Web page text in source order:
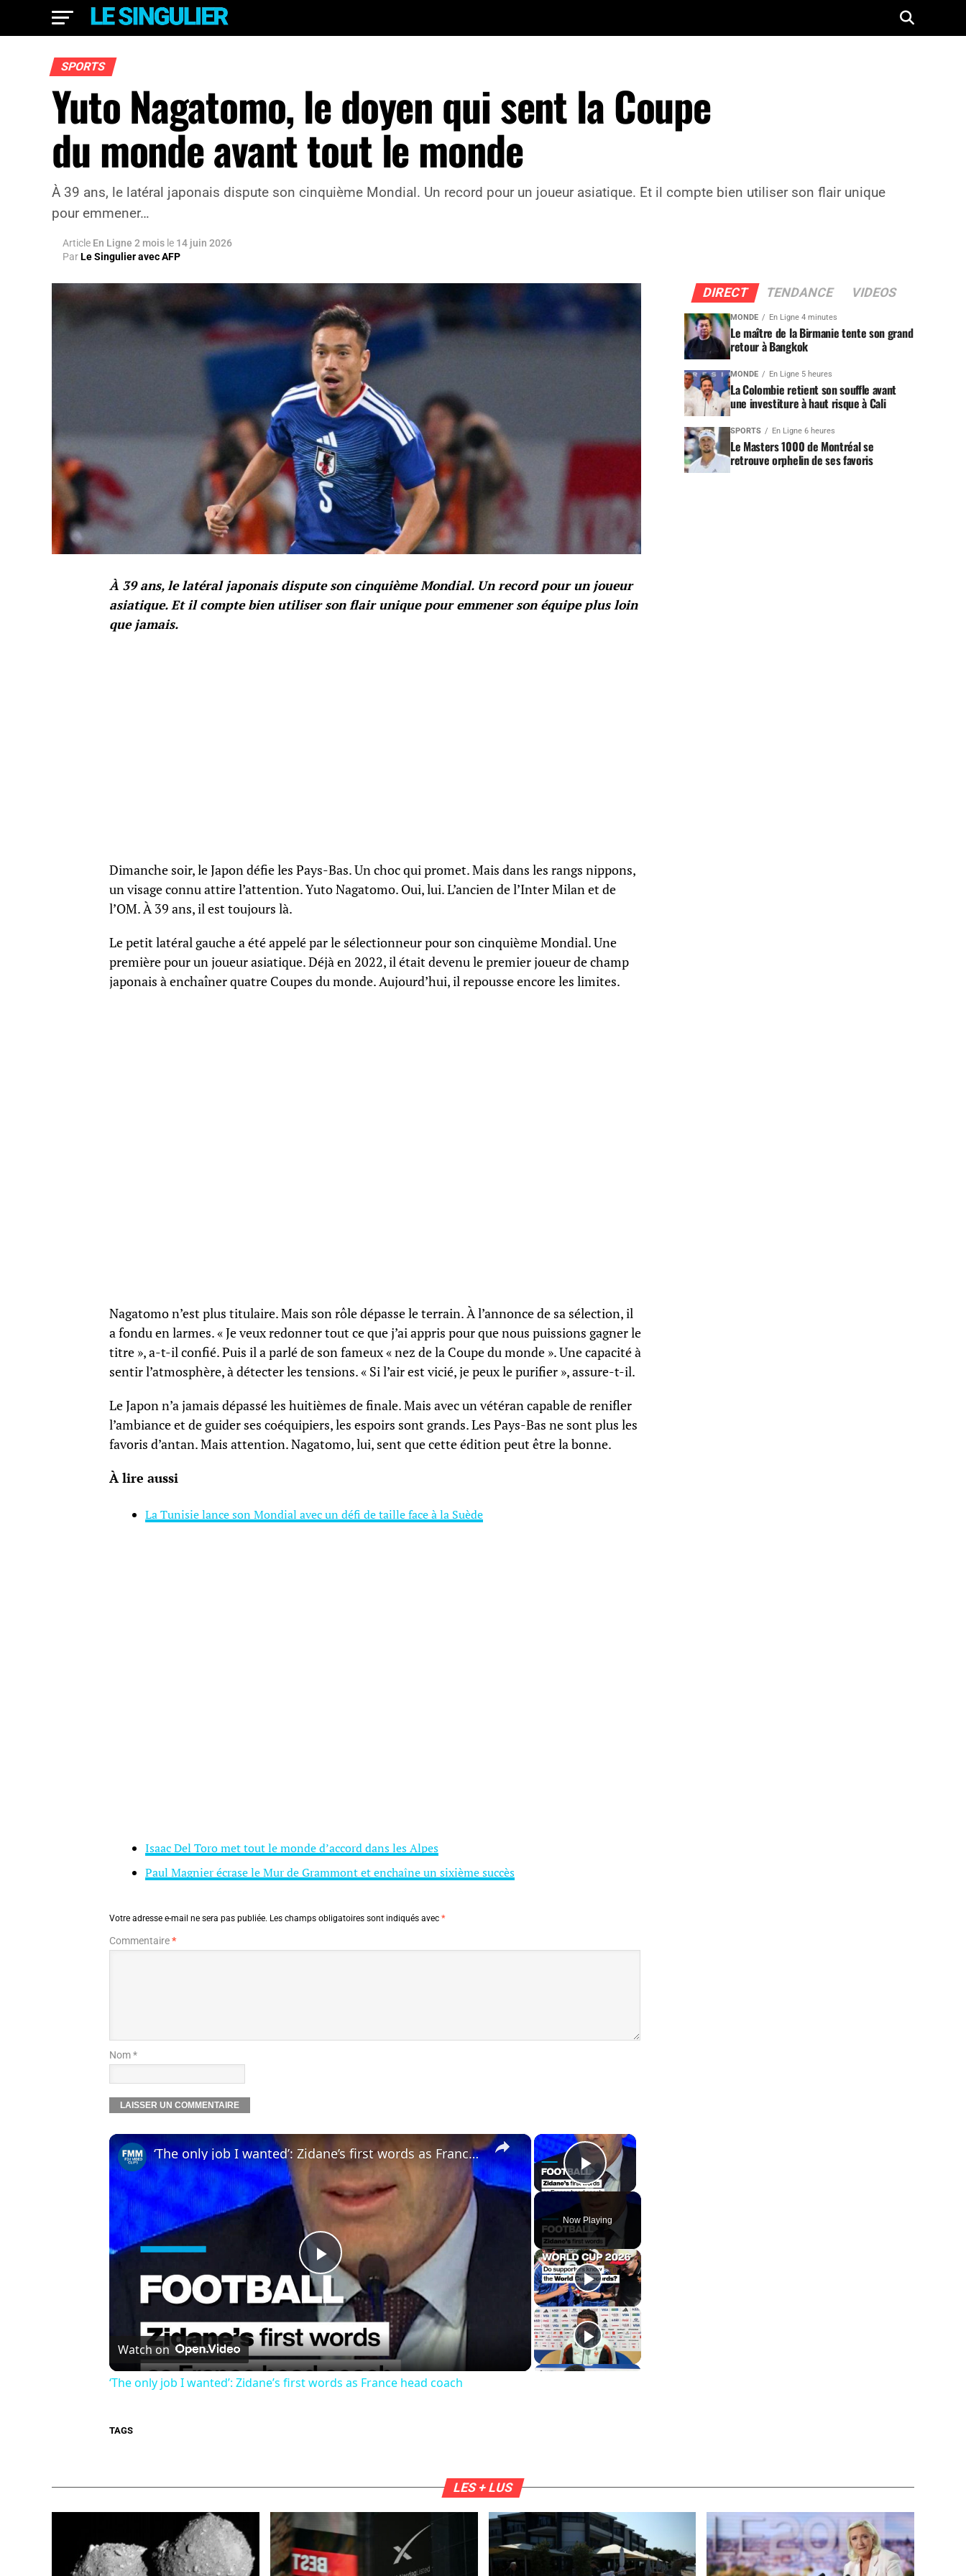
SPORTS
Yuto Nagatomo, le doyen qui sent la Coupe
du monde avant tout le monde
À 39 ans, le latéral japonais dispute son cinquième Mondial. Un record pour un joueur asiatique. Et il compte bien utiliser son flair unique
pour emmener…
Article En Ligne 2 mois le 14 juin 2026
ParLe Singulier avec AFP
À 39 ans, le latéral japonais dispute son cinquième Mondial. Un record pour un joueur
asiatique. Et il compte bien utiliser son flair unique pour emmener son équipe plus loin
que jamais.
Dimanche soir, le Japon défie les Pays-Bas. Un choc qui promet. Mais dans les rangs nippons,
un visage connu attire l’attention. Yuto Nagatomo. Oui, lui. L’ancien de l’Inter Milan et de
l’OM. À 39 ans, il est toujours là.
Le petit latéral gauche a été appelé par le sélectionneur pour son cinquième Mondial. Une
première pour un joueur asiatique. Déjà en 2022, il était devenu le premier joueur de champ
japonais à enchaîner quatre Coupes du monde. Aujourd’hui, il repousse encore les limites.
Nagatomo n’est plus titulaire. Mais son rôle dépasse le terrain. À l’annonce de sa sélection, il
a fondu en larmes. « Je veux redonner tout ce que j’ai appris pour que nous puissions gagner le
titre », a-t-il confié. Puis il a parlé de son fameux « nez de la Coupe du monde ». Une capacité à
sentir l’atmosphère, à détecter les tensions. « Si l’air est vicié, je peux le purifier », assure-t-il.
Le Japon n’a jamais dépassé les huitièmes de finale. Mais avec un vétéran capable de renifler
l’ambiance et de guider ses coéquipiers, les espoirs sont grands. Les Pays-Bas ne sont plus les
favoris d’antan. Mais attention. Nagatomo, lui, sent que cette édition peut être la bonne.
À lire aussi
La Tunisie lance son Mondial avec un défi de taille face à la Suède
Isaac Del Toro met tout le monde d’accord dans les Alpes
Paul Magnier écrase le Mur de Grammont et enchaîne un sixième succès
Votre adresse e-mail ne sera pas publiée. Les champs obligatoires sont indiqués avec *
Commentaire*
Nom *
×
Play Video
Now Playing
×
Play
Video
‘The only job I wanted’: Zidane’s first words as France head coach
Watch on
‘The only job I wanted’: Zidane’s first words as France head coach
TAGS
DIRECT TENDANCE VIDEOS
MONDE En Ligne 4 minutes
Le maître de la Birmanie tente son grand
retour à Bangkok
MONDE En Ligne 5 heures
La Colombie retient son souffle avant
une investiture à haut risque à Cali
SPORTS En Ligne 6 heures
Le Masters 1000 de Montréal se
retrouve orphelin de ses favoris
LES + LUS